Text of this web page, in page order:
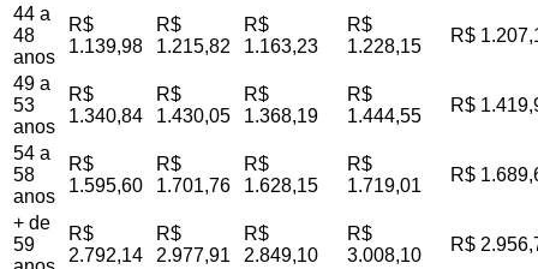
44 a
48
anos
R$
1.139,98
R$
1.215,82
R$
1.163,23
R$
1.228,15
R$
49 a
53
anos
R$
1.340,84
R$
1.430,05
R$
1.368,19
R$
1.444,55
R$
54 a
58
anos
R$
1.595,60
R$
1.701,76
R$
1.628,15
R$
1.719,01
R$
+ de
59
R$
2.792,14
R$
2.977,91
R$
2.849,10
R$
3.008,10
R$